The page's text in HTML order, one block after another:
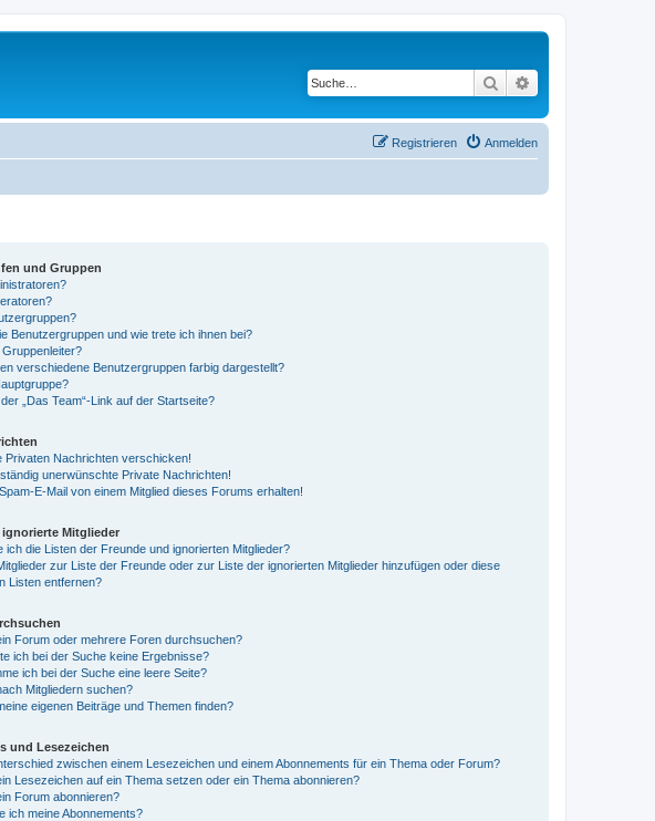
Suche
Anmelden
Registrieren
und Gruppen
Benutzergruppen und wie trete ich ihnen bei?
verschiedene Benutzergruppen farbig dargestellt?
„Das Team“-Link auf der Startseite?
Privaten Nachrichten verschicken!
unerwünschte Private Nachrichten!
E-Mail von einem Mitglied dieses Forums erhalten!
Mitglieder
ich die Listen der Freunde und ignorierten Mitglieder?
zur Liste der Freunde oder zur Liste der ignorierten Mitglieder hinzufügen oder diese
Listen entfernen?
Forum oder mehrere Foren durchsuchen?
ich bei der Suche keine Ergebnisse?
ich bei der Suche eine leere Seite?
Mitgliedern suchen?
eigenen Beiträge und Themen finden?
und Lesezeichen
zwischen einem Lesezeichen und einem Abonnements für ein Thema oder Forum?
Lesezeichen auf ein Thema setzen oder ein Thema abonnieren?
Forum abonnieren?
ich meine Abonnements?